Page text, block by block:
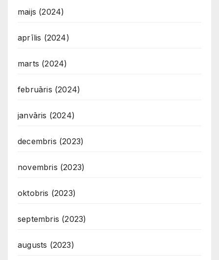
maijs (2024)
aprīlis (2024)
marts (2024)
februāris (2024)
janvāris (2024)
decembris (2023)
novembris (2023)
oktobris (2023)
septembris (2023)
augusts (2023)